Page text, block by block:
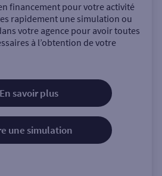
financement pour votre activité
rapidement une simulation ou
votre agence pour avoir toutes
à l’obtention de votre
En savoir plus
une simulation